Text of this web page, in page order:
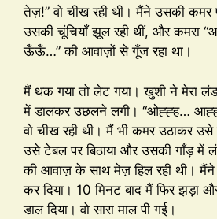
तेज़!” वो चीख रही थी। मैंने उसकी
उसकी चूंचियाँ झूल रही थीं, और कमरा
ऊँऊँ…” की आवाज़ों से गूँज रहा था।
मैं थक गया तो लेट गया। खुशी ने मेरा
में डालकर उछलने लगी। “ओह्ह्ह…
वो चीख रही थी। मैं भी कमर उठाकर उसे
उसे टेबल पर बिठाया और उसकी गाँड़ में
की आवाज़ के साथ मेज़ हिल रही थी।
कर दिया। 10 मिनट बाद मैं फिर झड़ा
डाल दिया। वो सारा माल पी गई।